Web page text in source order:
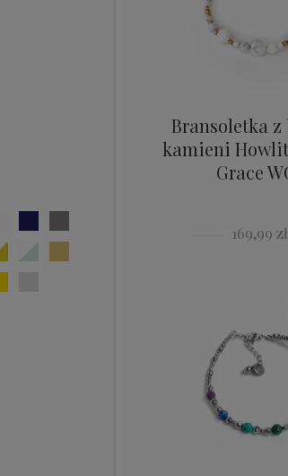
Bransoletka z
kamieni
Grace
169,99 zł